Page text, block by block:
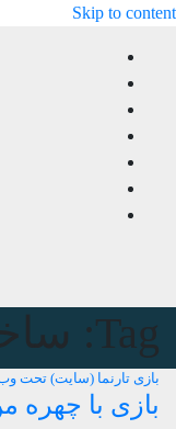
Skip to content
Tag:
بازی تارنما (سایت) تحت
بازی با چهره